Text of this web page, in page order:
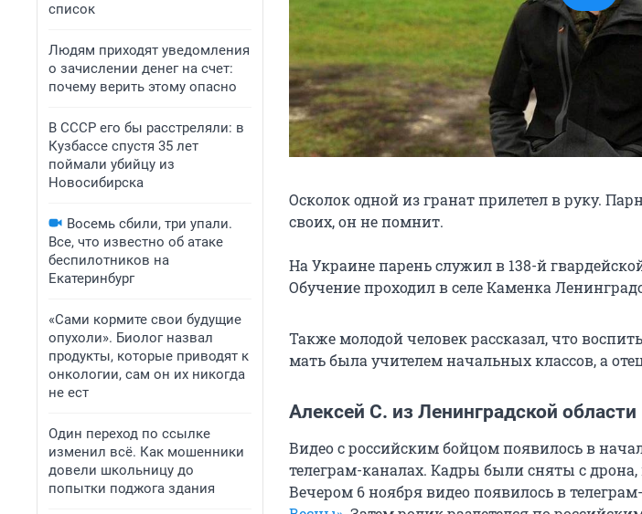
список
Людям приходят уведомления
о зачислении денег на счет:
почему верить этому опасно
В СССР его бы расстреляли: в
Кузбассе спустя 35 лет
поймали убийцу из
Новосибирска
Восемь сбили, три упали.
Все, что известно об атаке
беспилотников на
Екатеринбург
«Сами кормите свои будущие
опухоли». Биолог назвал
продукты, которые приводят к
онкологии, сам он их никогда
не ест
Один переход по ссылке
изменил всё. Как мошенники
довели школьницу до
попытки поджога здания
Осколок одной из гранат прилетел в руку.
своих, он не помнит.
На Украине парень служил в 138-й
Обучение проходил в селе Каменка
Также молодой человек рассказал, что
мать была учителем начальных классов, а
Алексей С. из Ленинградской области
Видео с российским бойцом появилось в
телеграм-каналах. Кадры были сняты с
Вечером 6 ноября видео появилось в